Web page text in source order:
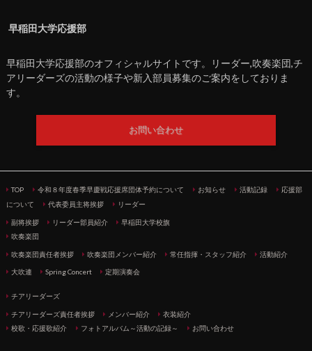
早稲田大学応援部
早稲田大学応援部のオフィシャルサイトです。リーダー,吹奏楽団,チ
アリーダーズの活動の様子や新入部員募集のご案内をしておりま
す。
お問い合わせ
TOP 令和８年度春季早慶戦応援席団体予約について お知らせ 活動記録
応援部
について
代表委員主将挨拶 リーダー
副将挨拶 リーダー部員紹介
早稲田大学校旗
吹奏楽団
吹奏楽団責任者挨拶 吹奏楽団メンバー紹介 常任指揮・スタッフ紹介 活動紹介
大吹連 Spring Concert 定期演奏会
チアリーダーズ
チアリーダーズ責任者挨拶 メンバー紹介
衣装紹介
校歌・応援歌紹介
フォトアルバム～活動の記録～ お問い合わせ